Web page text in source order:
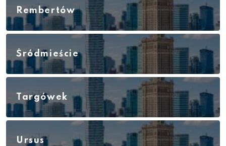
Rembertów
Śródmieście
Targówek
Ursus